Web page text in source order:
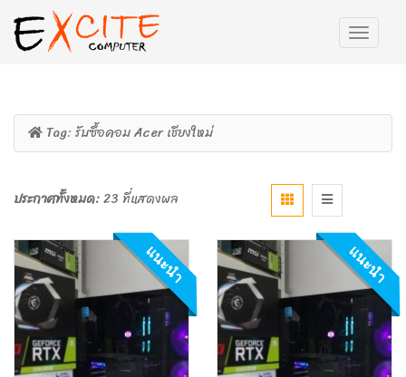
Tag: รับซื้อคอม Acer เชียงใหม่
ประกาศทั้งหมด:23 ที่แสดงผล
แนะนำ แนะนำ